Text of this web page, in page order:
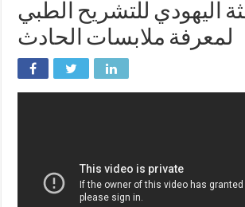
اليهودي للتشريح الطبي
لمعرفة ملابسات الحادث